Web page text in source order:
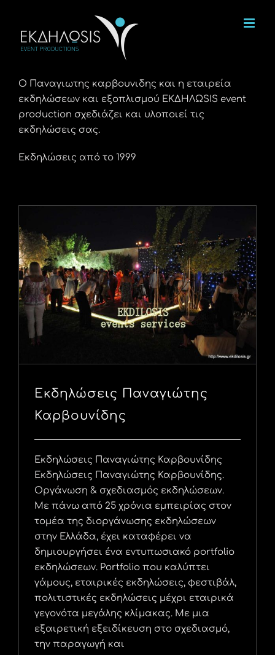
περιεχόμενο
Ο Παναγιωτης καρβουνιδης και η εταιρεία
εκδηλώσεων και εξοπλισμού ΕΚΔΗΛΩSIS event
production σχεδιάζει και υλοποιεί τις
εκδηλώσεις σας.
Εκδηλώσεις από το 1999
Εκδηλώσεις Παναγιώτης
Καρβουνίδης
Εκδηλώσεις Παναγιώτης Καρβουνίδης
Εκδηλώσεις Παναγιώτης Καρβουνίδης.
Οργάνωση & σχεδιασμός εκδηλώσεων.
Με πάνω από 25 χρόνια εμπειρίας στον
τομέα της διοργάνωσης εκδηλώσεων
στην Ελλάδα, έχει καταφέρει να
δημιουργήσει ένα εντυπωσιακό portfolio
εκδηλώσεων. Portfolio που καλύπτει
γάμους, εταιρικές εκδηλώσεις, φεστιβάλ,
πολιτιστικές εκδηλώσεις μέχρι εταιρικά
γεγονότα μεγάλης κλίμακας. Με μια
εξαιρετική εξειδίκευση στο σχεδιασμό,
την παραγωγή και